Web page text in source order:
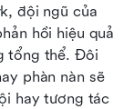
đội ngũ của
hồi hiệu quả
tổng thể. Đôi
phàn nàn sẽ
hay tương tác